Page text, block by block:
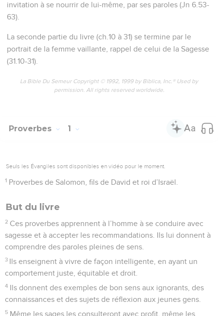
invitation à se nourrir de lui-même, par ses paroles (Jn 6.53-
63).
La seconde partie du livre (ch.10 à 31) se termine par le
portrait de la femme vaillante, rappel de celui de la Sagesse
(31.10-31).
La Bible Du Semeur Copyright © 1992, 1999 by Biblica, Inc.® Used by
permission. All rights reserved worldwide.
Proverbes 1
Seuls les Évangiles sont disponibles en vidéo pour le moment.
1 Proverbes de Salomon, fils de David et roi d’Israël.
But du livre
2 Ces proverbes apprennent à l’homme à se conduire avec
sagesse et à accepter les recommandations. Ils lui donnent à
comprendre des paroles pleines de sens.
3 Ils enseignent à vivre de façon intelligente, en ayant un
comportement juste, équitable et droit.
4 Ils donnent des exemples de bon sens aux ignorants, des
connaissances et des sujets de réflexion aux jeunes gens.
5 Même les sages les consulteront avec profit, même les